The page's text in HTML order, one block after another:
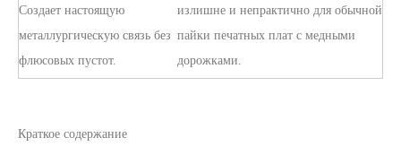
Создает настоящую
металлургическую связь без
флюсовых пустот.
излишне и непрактично для обычной
пайки печатных плат с медными
дорожками.
Краткое содержание